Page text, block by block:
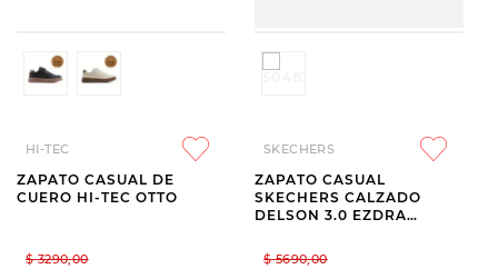
HI-TEC
ZAPATO CASUAL DE
CUERO HI-TEC OTTO
$ 3290,00
SKECHERS
ZAPATO CASUAL
SKECHERS CALZADO
DELSON 3.0 EZDRA
$ 5690,00